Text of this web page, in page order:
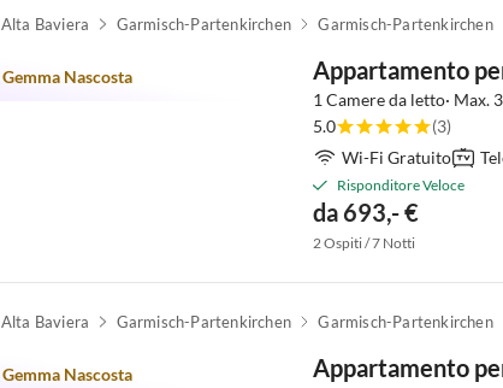
Alta Baviera Garmisch-Partenkirchen Garmisch-Partenkirchen
Gemma Nascosta Appartamento
1 Camere da letto· Max.
5.0
(3)
Wi-Fi Gratuito
Risponditore Veloce
da 693,- €
2 Ospiti / 7 Notti
Alta Baviera Garmisch-Partenkirchen Garmisch-Partenkirchen
Gemma Nascosta Appartamento